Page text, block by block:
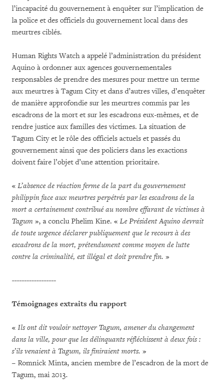
l’incapacité du gouvernement à enquêter sur l’implication de
la police et des officiels du gouvernement local dans des
meurtres ciblés.
Human Rights Watch a appelé l’administration du président
Aquino à ordonner aux agences gouvernementales
responsables de prendre des mesures pour mettre un terme
aux meurtres à Tagum City et dans d’autres villes, d’enquêter
de manière approfondie sur les meurtres commis par les
escadrons de la mort et sur les escadrons eux-mêmes, et de
rendre justice aux familles des victimes. La situation de
Tagum City et le rôle des officiels actuels et passés du
gouvernement ainsi que des policiers dans les exactions
doivent faire l’objet d’une attention prioritaire.
« L’absence de réaction ferme de la part du gouvernement
philippin face aux meurtres perpétrés par les escadrons de la
mort a certainement contribué au nombre effarant de victimes à
Tagum », a conclu Phelim Kine. « Le Président Aquino devrait
de toute urgence déclarer publiquement que le recours à des
escadrons de la mort, prétendument comme moyen de lutte
contre la criminalité, est illégal et doit prendre fin. »
------------------
Témoignages extraits du rapport
« Ils ont dit vouloir nettoyer Tagum, amener du changement
dans la ville, pour que les délinquants réfléchissent à deux fois :
s’ils venaient à Tagum, ils finiraient morts. »
– Romnick Minta, ancien membre de l’escadron de la mort de
Tagum, mai 2013.